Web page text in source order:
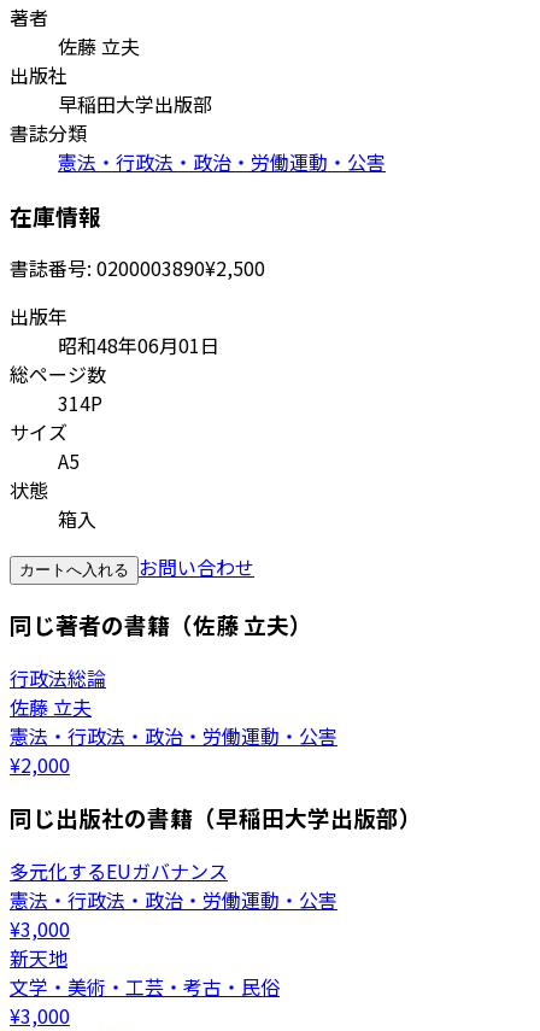
著者
佐藤 立夫
出版社
早稲田大学出版部
書誌分類
憲法・行政法・政治・労働運動・公害
在庫情報
書誌番号: 0200003890¥2,500
出版年
昭和48年06月01日
総ページ数
314P
サイズ
A5
状態
箱入
カートへ入れる お問い合わせ
同じ著者の書籍（佐藤 立夫）
行政法総論
佐藤 立夫
憲法・行政法・政治・労働運動・公害
¥2,000
同じ出版社の書籍（早稲田大学出版部）
多元化するEUガバナンス
憲法・行政法・政治・労働運動・公害
¥3,000
新天地
文学・美術・工芸・考古・民俗
¥3,000